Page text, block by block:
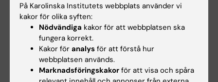
Forskningsområden:
Bioinformatik (beräkningsbiologi) (Tillämpningar under
10610)
Immunologi inom det medicinska området
På Karolinska Institutets webbplats använder vi
kakor för olika syften:
Nödvändiga kakor för att webbplatsen ska
fungera korrekt.
Kakor för analys för att förstå hur
webbplatsen används.
Marknadsföringskakor för att visa och spåra